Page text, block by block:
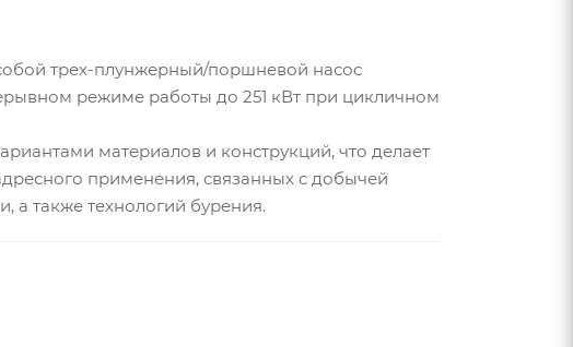
трех-плунжерный/поршневой насос
режиме работы до 251 кВт при цикличном
материалов и конструкций, что делает
применения, связанных с добычей
а также технологий бурения.